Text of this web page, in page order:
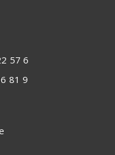
57 6
81 9